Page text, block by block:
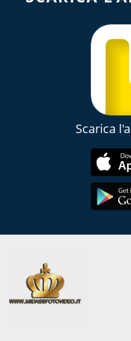
Scarica